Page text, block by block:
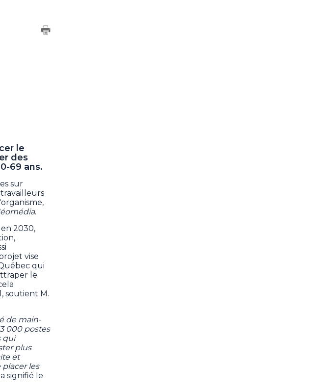
le
des
69 ans.
sur
.
2030,
vise
qui
le
soutient M.
de main-
000 postes
qui
plus
et
les
signifié le